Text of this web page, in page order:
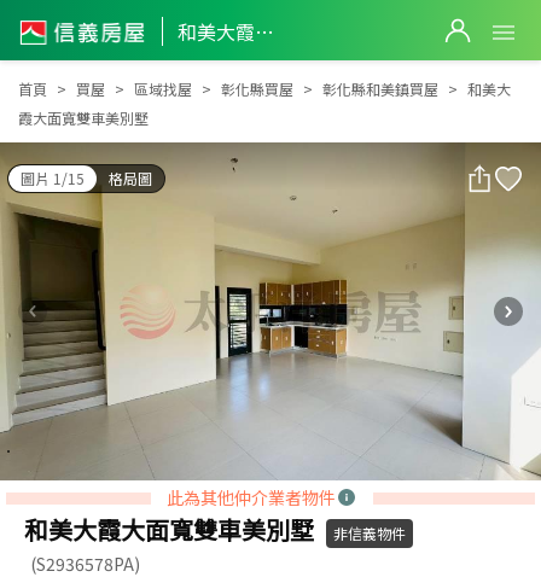
和美大霞大面寬雙車美別墅
和美大霞大面寬雙車美別墅
首頁 買屋 區域找屋 彰化縣買屋 彰化縣和美鎮買屋
和美大
霞大面寬雙車美別墅
圖片 1/15 格局圖
此為其他仲介業者物件
和美大霞大面寬雙車美別墅 非信義物件
(S2936578PA)